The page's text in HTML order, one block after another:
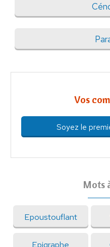
Vos
Soyez le
Mots
Epoustouflant
Epigraphe